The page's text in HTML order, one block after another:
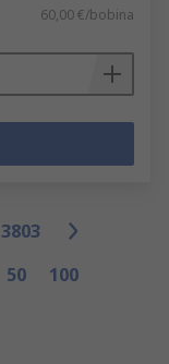
60,00 €/bobina
3803
50 100